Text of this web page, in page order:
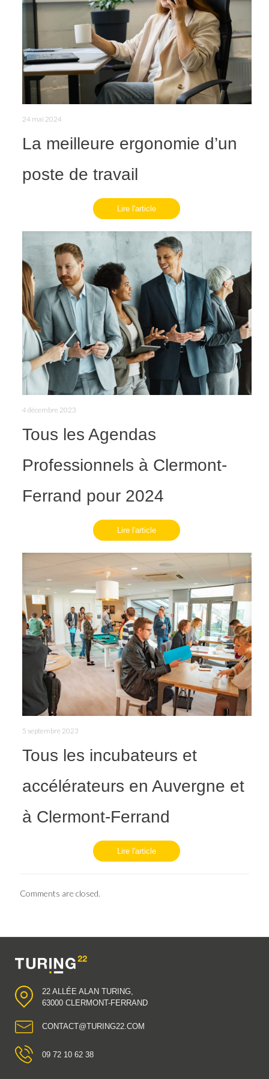
24 mai 2024
La meilleure ergonomie d’un
poste de travail
Lire l'article
4 décembre 2023
Tous les Agendas
Professionnels à Clermont-
Ferrand pour 2024
Lire l'article
5 septembre 2023
Tous les incubateurs et
accélérateurs en Auvergne et
à Clermont-Ferrand
Lire l'article
Comments are closed.
22 ALLÉE ALAN TURING,
63000 CLERMONT-FERRAND
CONTACT@TURING22.COM
09 72 10 62 38